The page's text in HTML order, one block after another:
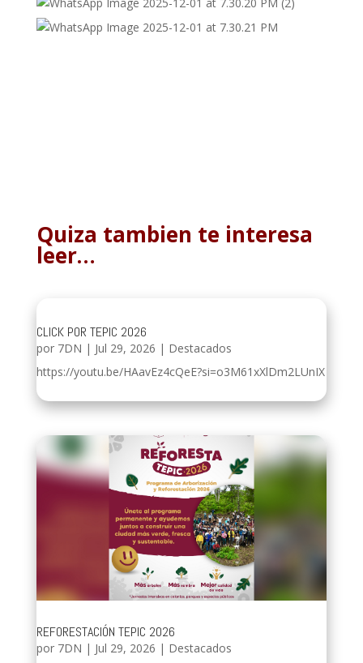
Quiza tambien te interesa
leer…
CLICK POR TEPIC 2026
por 7DN | Jul 29, 2026 | Destacados
https://youtu.be/HAavEz4cQeE?si=o3M61xXlDm2LUnIX
REFORESTACIÓN TEPIC 2026
por 7DN | Jul 29, 2026 | Destacados